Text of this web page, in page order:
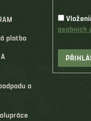
platba
a
osobních